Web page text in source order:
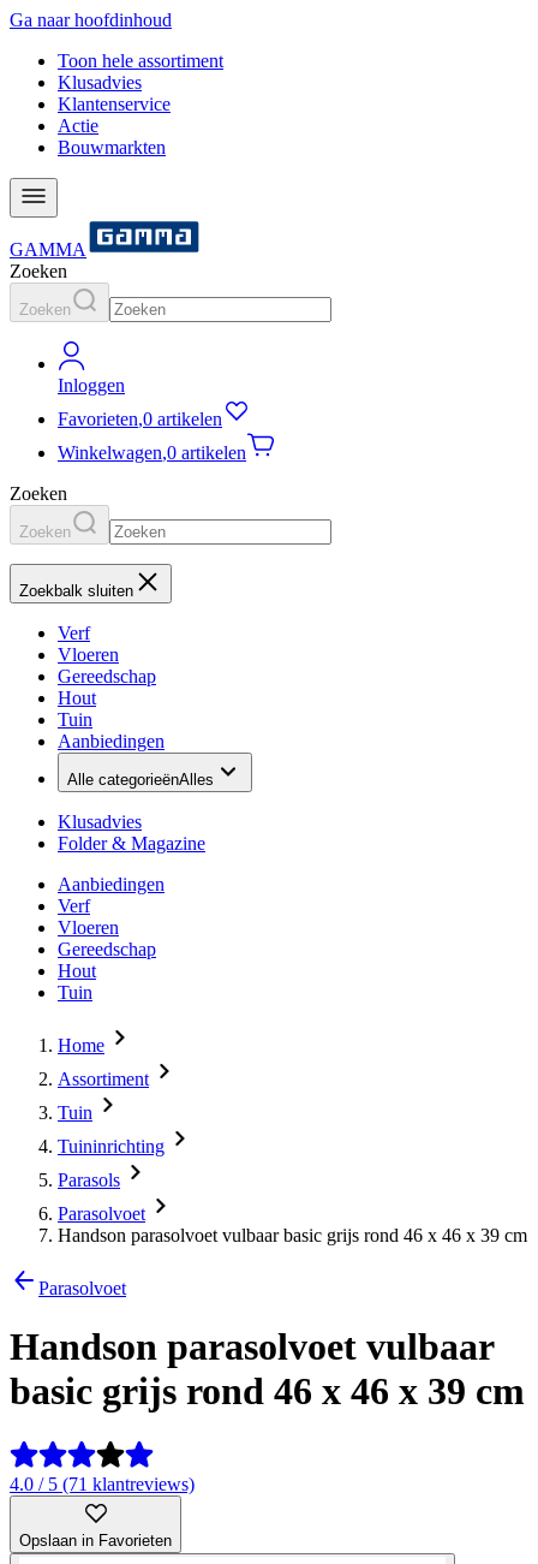
Ga naar hoofdinhoud
Toon hele assortiment
Klusadvies
Klantenservice
Actie
Bouwmarkten
GAMMA
Zoeken
Zoeken
Inloggen
Favorieten,0 artikelen
Winkelwagen,0 artikelen
Zoeken
Zoeken
Zoekbalk sluiten
Verf
Vloeren
Gereedschap
Hout
Tuin
Aanbiedingen
Alle categorieënAlles
Klusadvies
Folder & Magazine
Aanbiedingen
Verf
Vloeren
Gereedschap
Hout
Tuin
Home
Assortiment
Tuin
Tuininrichting
Parasols
Parasolvoet
Handson parasolvoet vulbaar basic grijs rond 46 x 46 x 39 cm
Parasolvoet
Handson parasolvoet vulbaar
basic grijs rond 46 x 46 x 39 cm
4.0 / 5 (71 klantreviews)
Opslaan in Favorieten